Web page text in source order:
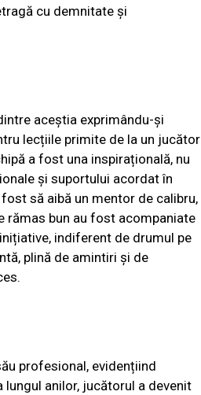
cu demnitate și
aceștia exprimându-și
lecțiile primite de la un jucător
a fost una inspirațională, nu
și suportului acordat în
să aibă un mentor de calibru,
rămas bun au fost acompaniate
indiferent de drumul pe
plină de amintiri și de
profesional, evidențiind
anilor, jucătorul a devenit